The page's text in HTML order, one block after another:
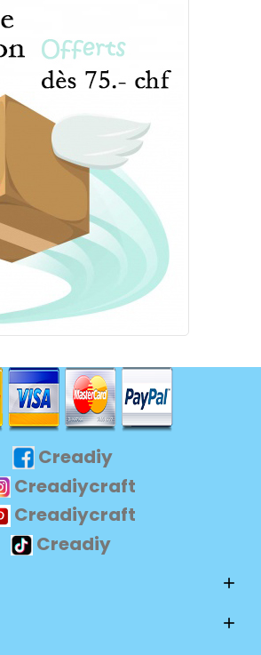
Creadiy
Creadiycraft
Creadiycraft
Creadiy

